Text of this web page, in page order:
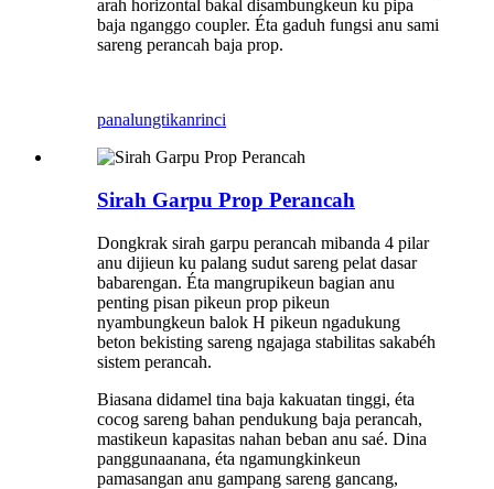
arah horizontal bakal disambungkeun ku pipa
baja nganggo coupler. Éta gaduh fungsi anu sami
sareng perancah baja prop.
panalungtikanrinci
Sirah Garpu Prop Perancah
Dongkrak sirah garpu perancah mibanda 4 pilar
anu dijieun ku palang sudut sareng pelat dasar
babarengan. Éta mangrupikeun bagian anu
penting pisan pikeun prop pikeun
nyambungkeun balok H pikeun ngadukung
beton bekisting sareng ngajaga stabilitas sakabéh
sistem perancah.
Biasana didamel tina baja kakuatan tinggi, éta
cocog sareng bahan pendukung baja perancah,
mastikeun kapasitas nahan beban anu saé. Dina
panggunaanana, éta ngamungkinkeun
pamasangan anu gampang sareng gancang,